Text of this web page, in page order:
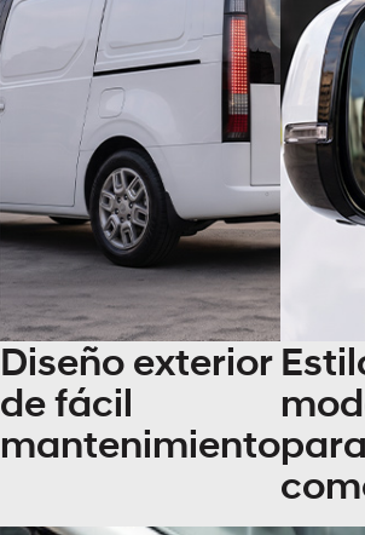
Diseño exterior
de fácil
mantenimiento